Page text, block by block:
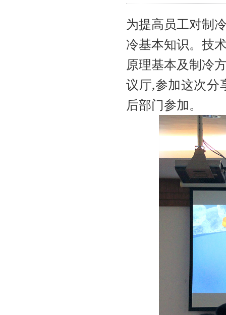
为提高员工对制
冷基本知识。技
原理基本及制冷
议厅,参加这次分
后部门参加。